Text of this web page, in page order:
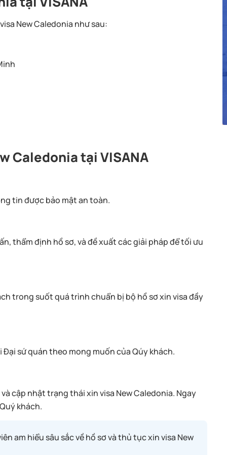
New Caledonia như sau:
Caledonia tại VISANA
tin được bảo mật an toàn.
thẩm định hồ sơ, và đề xuất các giải pháp để tối ưu
trong suốt quá trình chuẩn bị bộ hồ sơ xin visa đầy
Đại sứ quán theo mong muốn của Qúy khách.
cập nhật trạng thái xin visa New Caledonia. Ngay
khách.
am hiểu sâu sắc về hồ sơ và thủ tục xin visa New